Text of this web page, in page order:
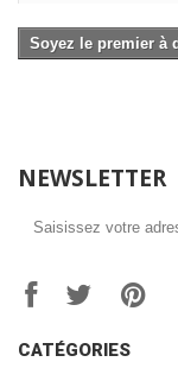
Soyez le premier à
NEWSLETTER
CATÉGORIES